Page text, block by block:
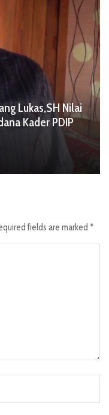
Lukas,SH Nilai
Kader PDIP
fields are marked *